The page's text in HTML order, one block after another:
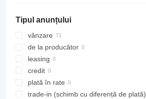
Tipul anunțului
vânzare
de la producător
leasing
credit
plată în rate
trade-in (schimb cu diferență de plată)